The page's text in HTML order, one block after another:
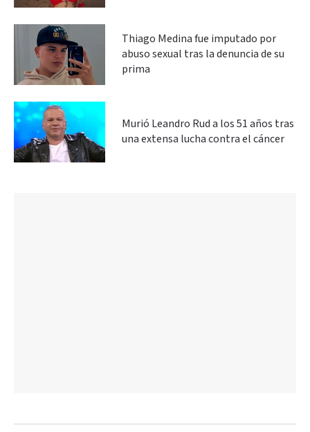
Thiago Medina fue imputado por
abuso sexual tras la denuncia de su
prima
Murió Leandro Rud a los 51 años tras
una extensa lucha contra el cáncer